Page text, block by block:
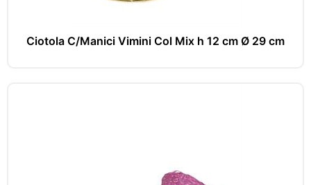
Ciotola C/Manici Vimini Col Mix h 12 cm Ø 29 cm